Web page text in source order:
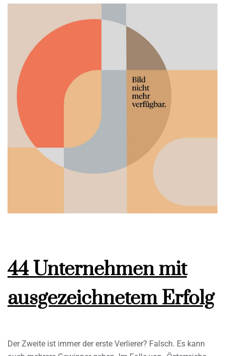
44 Unternehmen mit
ausgezeichnetem Erfolg
Der Zweite ist immer der erste Verlierer? Falsch. Es kann